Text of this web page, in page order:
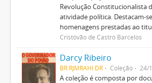
Revolução Constitucionalista
atividade política. Destacam-
homenagens prestadas ao
Cristóvão de Castro Barcelos
Darcy Ribeiro
BR RJMRAHI DR Coleção 24/
A coleção é composta por